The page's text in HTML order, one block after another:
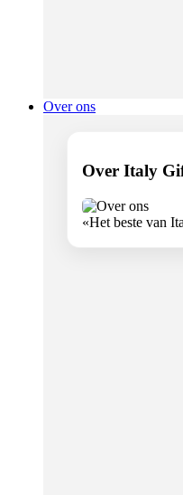
Over ons
Over Italy
«Het beste van